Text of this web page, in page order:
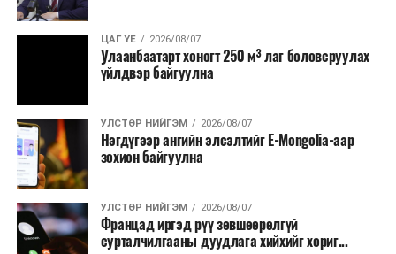
ЦАГ ҮЕ 2026/08/07
Улаанбаатарт хоногт 250 м³ лаг боловсруулах
үйлдвэр байгуулна
УЛСТӨР НИЙГЭМ 2026/08/07
Нэгдүгээр ангийн элсэлтийг E-Mongolia-аар
зохион байгуулна
УЛСТӨР НИЙГЭМ 2026/08/07
Францад иргэд рүү зөвшөөрөлгүй
сурталчилгааны дуудлага хийхийг хориг...